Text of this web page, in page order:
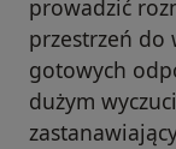
prowadzić
przestrzeń do
gotowych
dużym